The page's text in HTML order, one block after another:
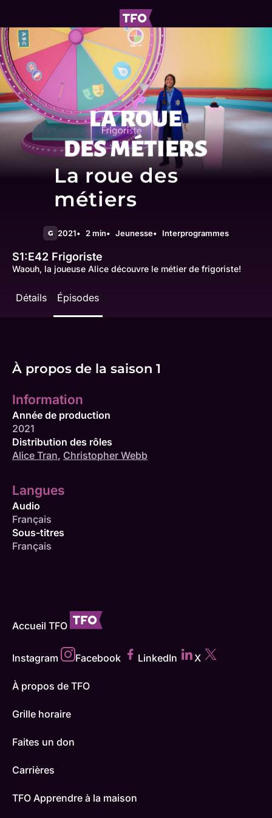
La roue des
métiers
G 2021 2 min Jeunesse Interprogrammes
S1:E42 Frigoriste
Waouh, la joueuse Alice découvre le métier de frigoriste!
Détails Épisodes
À propos de la saison 1
Information
Année de production
2021
Distribution des rôles
Alice Tran, Christopher Webb
Langues
Audio
Français
Sous-titres
Français
Accueil TFO
Instagram Facebook LinkedIn X
À propos de TFO
Grille horaire
Faites un don
Carrières
TFO Apprendre à la maison